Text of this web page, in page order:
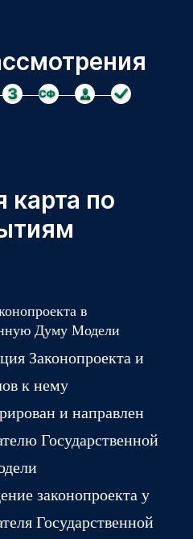
карта по
в
Думу Модели
Законопроекта и
к нему
и направлен
Государственной
законопроекта у
Государственной